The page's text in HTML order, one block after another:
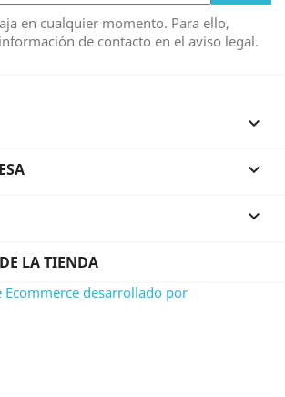
en cualquier momento. Para ello,
de contacto en el aviso legal.



LA TIENDA
Ecommerce desarrollado por